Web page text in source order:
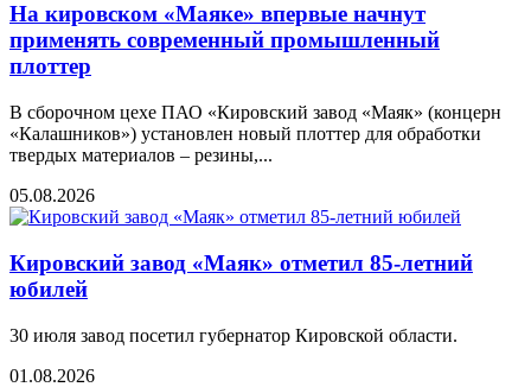
На кировском «Маяке» впервые начнут
применять современный промышленный
плоттер
В сборочном цехе ПАО «Кировский завод «Маяк» (концерн
«Калашников») установлен новый плоттер для обработки
твердых материалов – резины,...
05.08.2026
Кировский завод «Маяк» отметил 85-летний
юбилей
30 июля завод посетил губернатор Кировской области.
01.08.2026